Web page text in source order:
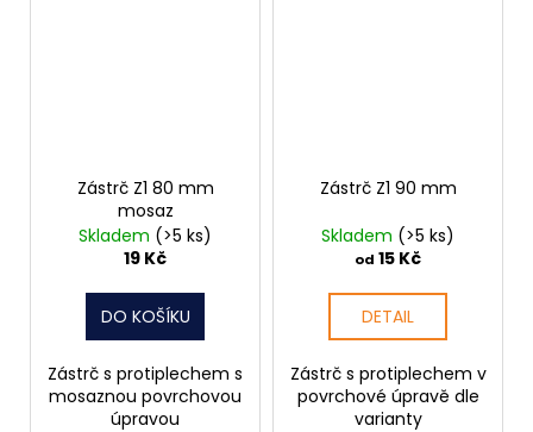
Zástrč Z1 80 mm
mosaz
Skladem (>5 ks)
19 Kč
DO KOŠÍKU
Zástrč s protiplechem s
mosaznou povrchovou
úpravou
Zástrč Z1 90 mm
Skladem (>5 ks)
od 15 Kč
DETAIL
Zástrč s protiplechem v
povrchové úpravě dle
varianty